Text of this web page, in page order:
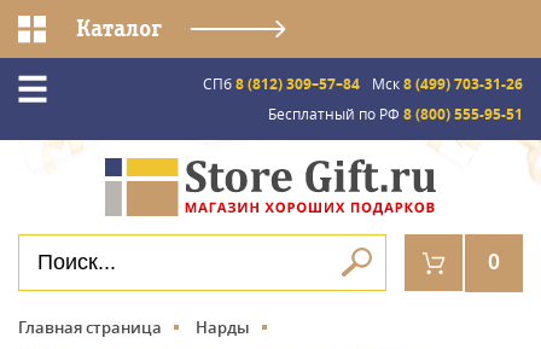
СПб8 (812) 309–57–84 Мск8 (499) 703-31-26
Бесплатный по РФ 8 (800) 555-95-51
0
Каталог
Главная страница
Нарды